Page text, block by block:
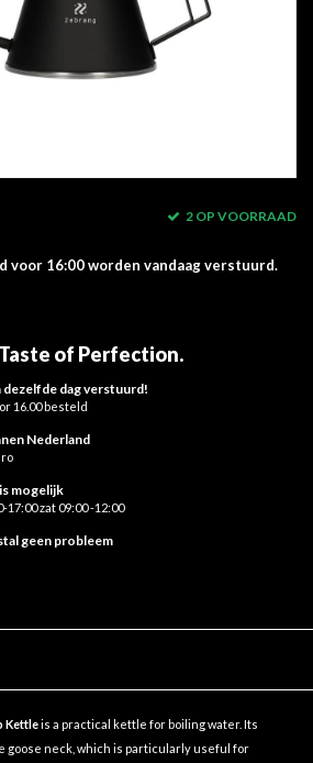
2 OP VOORRAAD
voor 16:00 worden vandaag verstuurd.
of Perfection.
dag verstuurd!
16.00 besteld
Nederland
mogelijk
zat 09:00 -12:00
geen probleem
Kettleis a practical kettle for boiling water. Its
neck, which is particularly useful for